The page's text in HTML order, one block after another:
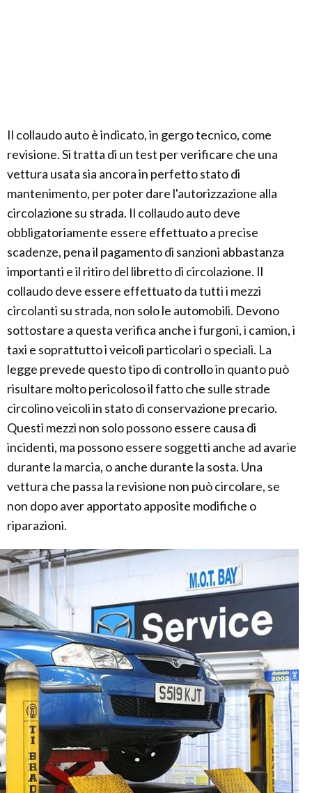
Il collaudo auto è indicato, in gergo tecnico, come
revisione. Si tratta di un test per verificare che una
vettura usata sia ancora in perfetto stato di
mantenimento, per poter dare l'autorizzazione alla
circolazione su strada. Il collaudo auto deve
obbligatoriamente essere effettuato a precise
scadenze, pena il pagamento di sanzioni abbastanza
importanti e il ritiro del libretto di circolazione. Il
collaudo deve essere effettuato da tutti i mezzi
circolanti su strada, non solo le automobili. Devono
sottostare a questa verifica anche i furgoni, i camion, i
taxi e soprattutto i veicoli particolari o speciali. La
legge prevede questo tipo di controllo in quanto può
risultare molto pericoloso il fatto che sulle strade
circolino veicoli in stato di conservazione precario.
Questi mezzi non solo possono essere causa di
incidenti, ma possono essere soggetti anche ad avarie
durante la marcia, o anche durante la sosta. Una
vettura che passa la revisione non può circolare, se
non dopo aver apportato apposite modifiche o
riparazioni.